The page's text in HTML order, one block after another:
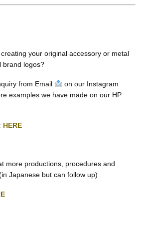
your original accessory or metal
brand logos?
from Email
on our Instagram
examples we have made on our HP
HERE
more productions, procedures and
Japanese but can follow up)